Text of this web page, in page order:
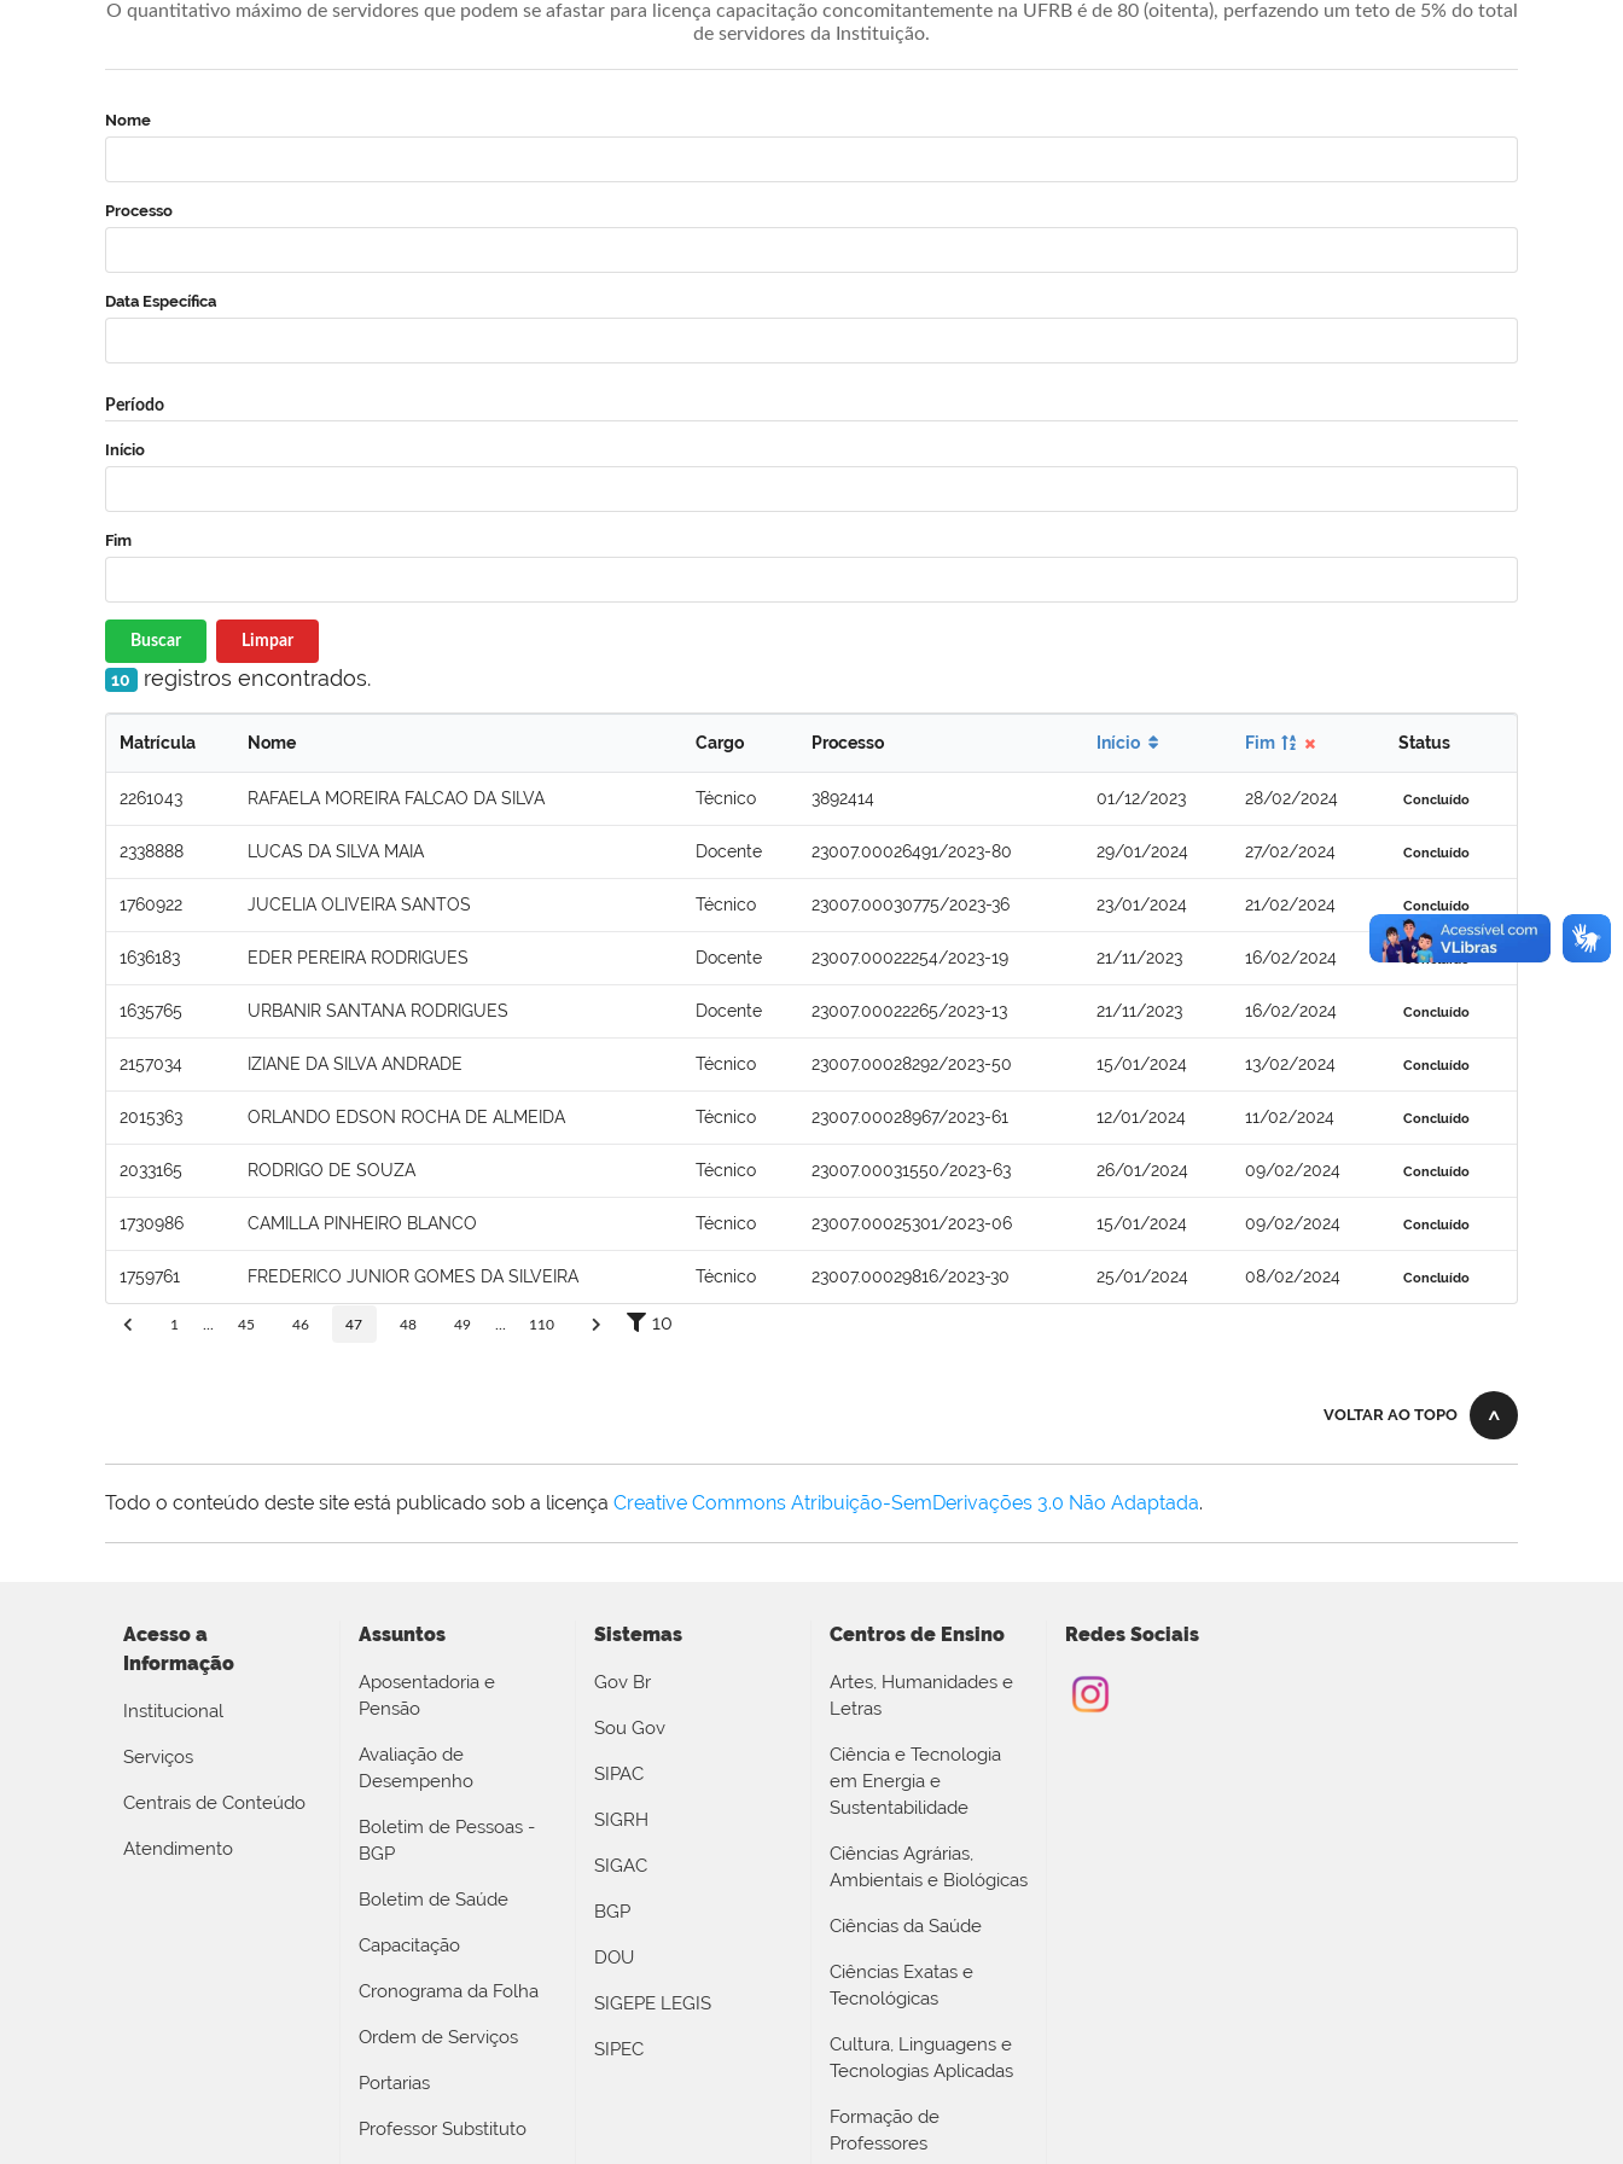
O quantitativo máximo de servidores que podem se afastar para licença capacitação concomitantemente na UFRB é de 80 (oitenta), perfazendo um teto de 5% do total
de servidores da Instituição.
Nome
Processo
Data Específica
Período
Início
Fim
Buscar Limpar
10 registros encontrados.
Matrícula Nome Cargo Processo Início Fim Status
2261043 RAFAELA MOREIRA FALCAO DA SILVA Técnico 3892414 01/12/2023 28/02/2024 Concluído
2338888 LUCAS DA SILVA MAIA Docente 23007.00026491/2023-80 29/01/2024 27/02/2024 Concluído
1760922 JUCELIA OLIVEIRA SANTOS Técnico 23007.00030775/2023-36 23/01/2024 21/02/2024 Concluído
1636183 EDER PEREIRA RODRIGUES Docente 23007.00022254/2023-19 21/11/2023 16/02/2024 Concluído
1635765 URBANIR SANTANA RODRIGUES Docente 23007.00022265/2023-13 21/11/2023 16/02/2024 Concluído
2157034 IZIANE DA SILVA ANDRADE Técnico 23007.00028292/2023-50 15/01/2024 13/02/2024 Concluído
2015363 ORLANDO EDSON ROCHA DE ALMEIDA Técnico 23007.00028967/2023-61 12/01/2024 11/02/2024 Concluído
2033165 RODRIGO DE SOUZA Técnico 23007.00031550/2023-63 26/01/2024 09/02/2024 Concluído
1730986 CAMILLA PINHEIRO BLANCO Técnico 23007.00025301/2023-06 15/01/2024 09/02/2024 Concluído
1759761 FREDERICO JUNIOR GOMES DA SILVEIRA Técnico 23007.00029816/2023-30 25/01/2024 08/02/2024 Concluído
1 45 46 47 48 49 110 10
VOLTAR AO TOPO
Todo o conteúdo deste site está publicado sob a licença Creative Commons Atribuição-SemDerivações 3.0 Não Adaptada.
Acesso a
Informação
Institucional
Serviços
Centrais de Conteúdo
Atendimento
Assuntos
Aposentadoria e
Pensão
Avaliação de
Desempenho
Boletim de Pessoas -
BGP
Boletim de Saúde
Capacitação
Cronograma da Folha
Ordem de Serviços
Portarias
Professor Substituto
Sistemas
Gov Br
Sou Gov
SIPAC
SIGRH
SIGAC
BGP
DOU
SIGEPE LEGIS
SIPEC
Centros de Ensino
Artes, Humanidades e
Letras
Ciência e Tecnologia
em Energia e
Sustentabilidade
Ciências Agrárias,
Ambientais e Biológicas
Ciências da Saúde
Ciências Exatas e
Tecnológicas
Cultura, Linguagens e
Tecnologias Aplicadas
Formação de
Professores
Redes Sociais